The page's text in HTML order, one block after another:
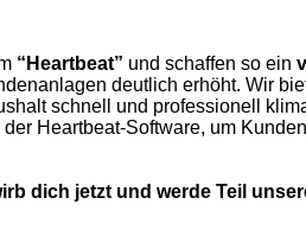
“Heartbeat” und schaffen so ein
deutlich erhöht. Wir
schnell und professionell
Heartbeat-Software, um Kunden
dich jetzt und werde Teil